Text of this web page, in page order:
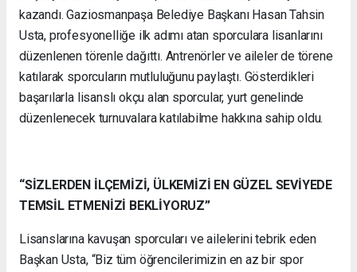
kazandı. Gaziosmanpaşa Belediye Başkanı Hasan Tahsin
Usta, profesyonelliğe ilk adımı atan sporculara lisanlarını
düzenlenen törenle dağıttı. Antrenörler ve aileler de törene
katılarak sporcuların mutluluğunu paylaştı. Gösterdikleri
başarılarla lisanslı okçu alan sporcular, yurt genelinde
düzenlenecek turnuvalara katılabilme hakkına sahip oldu.
“SİZLERDEN İLÇEMİZİ, ÜLKEMİZİ EN GÜZEL SEVİYEDE
TEMSİL ETMENİZİ BEKLİYORUZ”
Lisanslarına kavuşan sporcuları ve ailelerini tebrik eden
Başkan Usta, “Biz tüm öğrencilerimizin en az bir spor